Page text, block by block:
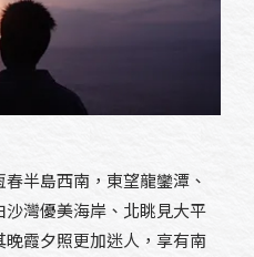
半島西南，東望龍鑾潭、
灣優美海岸、北眺見大平
霞夕照更加迷人，享有南